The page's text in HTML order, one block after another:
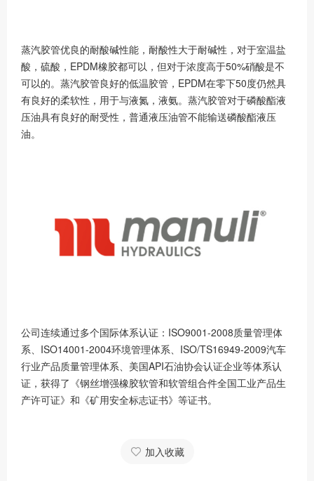
蒸汽胶管优良的耐酸碱性能，耐酸性大于耐碱性，对于室温盐
酸，硫酸，EPDM橡胶都可以，但对于浓度高于50%硝酸是不
可以的。蒸汽胶管良好的低温胶管，EPDM在零下50度仍然具
有良好的柔软性，用于与液氮，液氨。蒸汽胶管对于磷酸酯液
压油具有良好的耐受性，普通液压油管不能输送磷酸酯液压
油。
公司连续通过多个国际体系认证：ISO9001-2008质量管理体
系、ISO14001-2004环境管理体系、ISO/TS16949-2009汽车
行业产品质量管理体系、美国API石油协会认证企业等体系认
证，获得了《钢丝增强橡胶软管和软管组合件全国工业产品生
产许可证》和《矿用安全标志证书》等证书。
加入收藏